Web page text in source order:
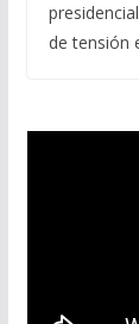
de tensión